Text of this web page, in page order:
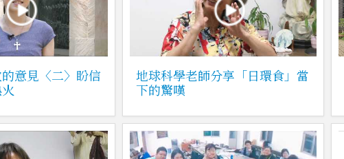
意見〈二〉盼信
地球科學老師分享「日環食」當
下的驚嘆